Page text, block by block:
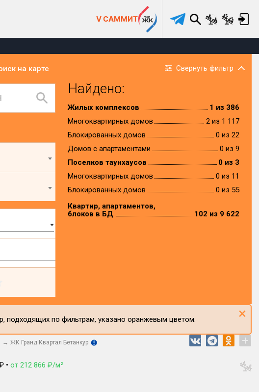
V САММИТ
на карте Свернуть фильтр
Найдено:
Жилых комплексов
1 из 386
Многоквартирных домов
2 из 1 117
Блокированных домов
0 из 22
Домов с апартаментами
0 из 9
Поселков таунхаусов
0 из 3
Многоквартирных домов
0 из 11
Блокированных домов
0 из 55
Квартир, апартаментов,
блоков в БД
102 из 9 622
подходящих по фильтрам, указано оранжевым цветом. ×
ЖК Гранд Квартал Бетанкур +
• от 212 866 ₽/м²